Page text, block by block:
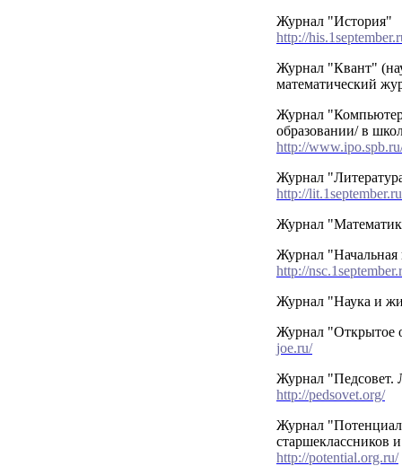
Журнал "История"
http://
Журнал "Квант"
математический
Журнал
образовании/ в
http://
Журнал
http://
Журнал
Журнал "Начальная
http://
Журнал "Наука и
Журнал "Открытое
joe.ru/
Журнал "Педсовет.
http://pedsovet.org/
Журнал
старшеклассников
http://potential.org.ru/